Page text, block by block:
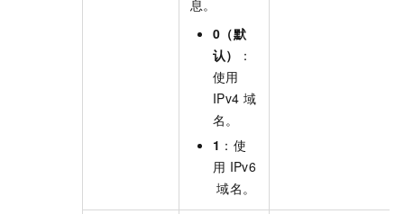
息。
0（默
认）
：
使用
IPv4 域
名。
1 ：使
用 IPv6
域名。